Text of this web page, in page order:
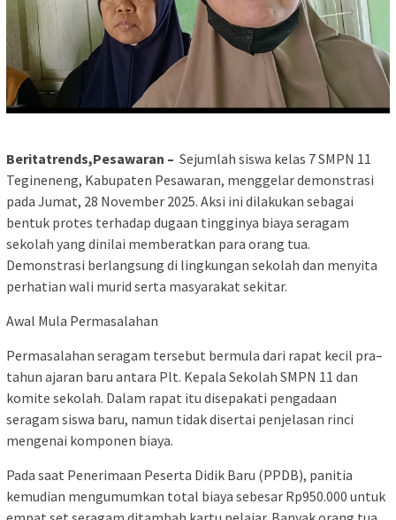
Beritatrends,Pesawaran – Sejumlah siswa kelas 7 SMPN 11
Tegineneng, Kabupaten Pesawaran, menggelar demonstrasi
pada Jumat, 28 November 2025. Aksi ini dilakukan sebagai
bentuk protes terhadap dugaan tingginya biaya seragam
sekolah yang dinilai memberatkan para orang tua.
Demonstrasi berlangsung di lingkungan sekolah dan menyita
perhatian wali murid serta masyarakat sekitar.
Awal Mula Permasalahan
Permasalahan seragam tersebut bermula dari rapat kecil pra–
tahun ajaran baru antara Plt. Kepala Sekolah SMPN 11 dan
komite sekolah. Dalam rapat itu disepakati pengadaan
seragam siswa baru, namun tidak disertai penjelasan rinci
mengenai komponen biaya.
Pada saat Penerimaan Peserta Didik Baru (PPDB), panitia
kemudian mengumumkan total biaya sebesar Rp950.000 untuk